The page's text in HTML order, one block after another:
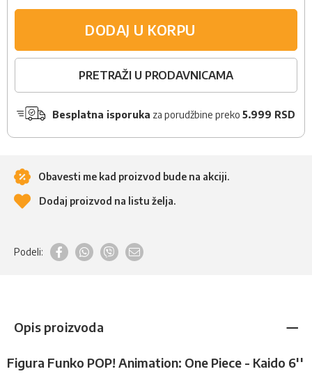
DODAJ U KORPU
PRETRAŽI U PRODAVNICAMA
Besplatna isporuka za porudžbine preko 5.999 RSD
Obavesti me kad proizvod bude na akciji.
Dodaj proizvod na listu želja.
Podeli:
Opis proizvoda
Figura Funko POP! Animation: One Piece - Kaido 6''